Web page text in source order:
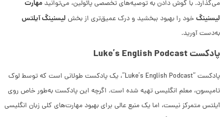
می‌گذارد. با گوش دادن به توصیه‌های تخصصی پائولین، می‌توانید مهارت
لیسنینگخود را بهبود ببخشید و درک عمیق‌تری از بخش لیسنینگ آیلتس
به‌دست آورید.
پادکست Luke’s English Podcast
پادکست “Luke’s English Podcast”، یک پادکست طولانی است که توسط لوک
تامپسون، معلم انگلیسی تهیه شده است. اگرچه این پادکست به‌طور خاص روی
آیلتس متمرکز نیست، اما یک منبع عالی برای بهبود مهارت‌های کلی زبان انگلیسی